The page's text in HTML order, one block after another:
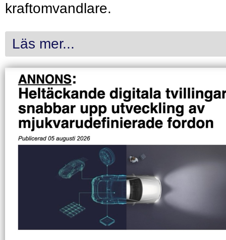
kraftomvandlare.
Läs mer...